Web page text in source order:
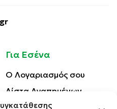
Για Εσένα
Ο Λογαριασμός σου
Λίστα Αγαπημένων